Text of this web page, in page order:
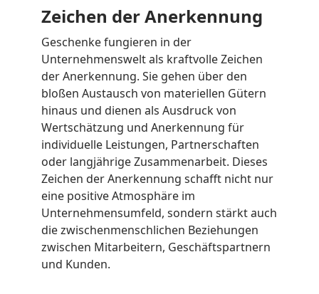
Zeichen der Anerkennung
Geschenke fungieren in der
Unternehmenswelt als kraftvolle Zeichen
der Anerkennung. Sie gehen über den
bloßen Austausch von materiellen Gütern
hinaus und dienen als Ausdruck von
Wertschätzung und Anerkennung für
individuelle Leistungen, Partnerschaften
oder langjährige Zusammenarbeit. Dieses
Zeichen der Anerkennung schafft nicht nur
eine positive Atmosphäre im
Unternehmensumfeld, sondern stärkt auch
die zwischenmenschlichen Beziehungen
zwischen Mitarbeitern, Geschäftspartnern
und Kunden.